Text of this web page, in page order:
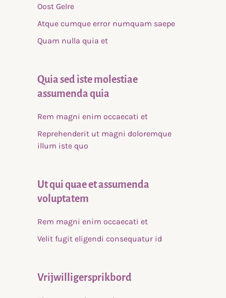
Oost Gelre
Atque cumque error numquam saepe
Quam nulla quia et
Quia sed iste molestiae
assumenda quia
Rem magni enim occaecati et
Reprehenderit ut magni doloremque
illum iste quo
Ut qui quae et assumenda
voluptatem
Rem magni enim occaecati et
Velit fugit eligendi consequatur id
Vrijwilligersprikbord